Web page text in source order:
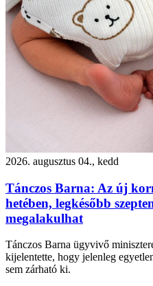
2026. augusztus 04., kedd
Tánczos Barna: Az új
hetében, legkésőbb
megalakulhat
Tánczos Barna ügyvivő
kijelentette, hogy jelenleg
sem zárható ki.